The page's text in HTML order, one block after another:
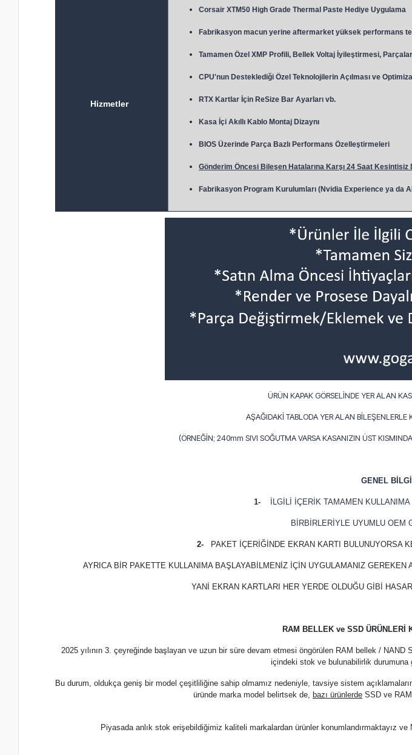
Hizmetler
Corsair XTM50 High Grade Thermal Paste Hediye Uygulama
Fabrikasyon macun yerine aftermarket yüksek performans
Tamamen Özel XMP Profili, Bellek Voltaj İyileştirmesi,
CPU'nun Desteklediği Özel Teknolojilerin Açılması ve
RTX Kartlar İçin ReSize Bar Ayarları vb.
Kasa İçi Akıllı Kablo Montaj Dizaynı
BIOS Üzerinde Parça Bazlı Performans Özelleştirmeleri
Gönderim Öncesi Bileşen Hatalarına Karşı 24 Saat Kesintisiz
Fabrikasyon Program Kurulumları (Nvidia Experience ya da
ÜRÜN KAPAK GÖRSELİNDE YER ALAN
AŞAĞIDAKİ TABLODA YER ALAN
(ÖRNEĞİN; 240mm SIVI SOĞUTMA VARSA KASANIZIN ÜST
GENEL
1- İLGİLİ İÇERİK TAMAMEN
BİRBİRLERİYLE UYUMLU OEM
2- PAKET İÇERİĞİNDE EKRAN KARTI BULUNUYORSA
AYRICA BİR PAKETTE KULLANIMA BAŞLAYABİLMENİZ İÇİN UYGULAMANIZ
YANİ EKRAN KARTLARI HER YERDE OLDUĞU GİBİ
RAM BELLEK ve SSD ÜRÜNLERİ
2025 yılının 3. çeyreğinde başlayan ve uzun bir süre devam etmesi öngörülen RAM bellek /
içindeki stok ve bulunabilirlik
Bu durum, oldukça geniş bir model çeşitliliğine sahip olmamız nedeniyle, tavsiye sistem
üründe marka model belirtsek de, bazı ürünlerdeSSD ve RAM
Piyasada anlık stok erişebildiğimiz kaliteli markalardan ürünler konumlandırmaktayız